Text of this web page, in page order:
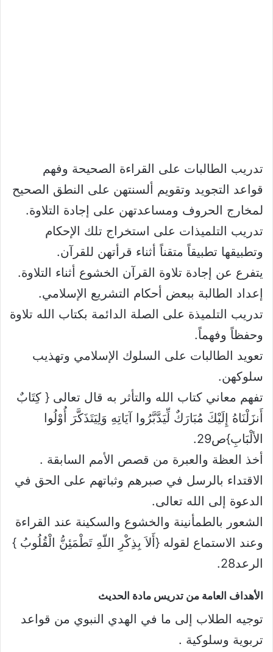
تدريب الطالبات على القراءة الصحيحة وفهم
قواعد التجويد وتقويم ألسنتهن على النطق الصحيح
لمخارج الحروف ومساعدتهن على إجادة التلاوة.
تدريب التلميذات على استخراج تلك الإحكام
وتطبيقها تطبيقاً متقناً أثناء قرأتهن للقرآن.
يتفرع عن إجادة تلاوة القرآن الخشوع أثناء التلاوة.
إعداد الطالبة ببعض أحكام التشريع الإسلامي.
تدريب التلميذة على الصلة الدائمة بكتاب الله تلاوة
وحفظاً وفهماً.
تعويد الطالبات على السلوك الإسلامي وتهذيب
سلوكهن.
تفهم معاني كتاب الله والتأثر به قال تعالى { كِتَابٌ
أَنزَلْنَاهُ إِلَيْكَ مُبَارَكٌ لِّيَدَّبَّرُوا آيَاتِهِ وَلِيَتَذَكَّرَ أُوْلُوا
الألْبَابِ}ص29.
أخذ العظة والعبرة من قصص الأمم السابقة .
الاقتداء بالرسل في صبرهم وثباتهم على الحق في
الدعوة إلى الله تعالى.
الشعور بالطمأنينة والخشوع والسكينة عند القراءة
وعند الاستماع لقوله {أَلاَ بِذِكْرِ اللّهِ تَطْمَئِنُّ الْقُلُوبُ }
الرعد28.
الأهداف العامة من تدريس مادة الحديث​
توجيه الطلاب إلى ما في الهدي النبوي من قواعد
تربوية وسلوكية .